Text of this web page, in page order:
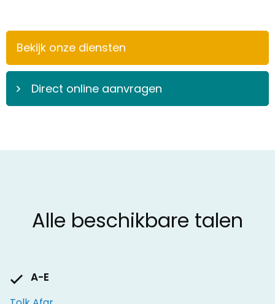
Bekijk onze diensten
Direct online aanvragen
Alle beschikbare talen
A-E